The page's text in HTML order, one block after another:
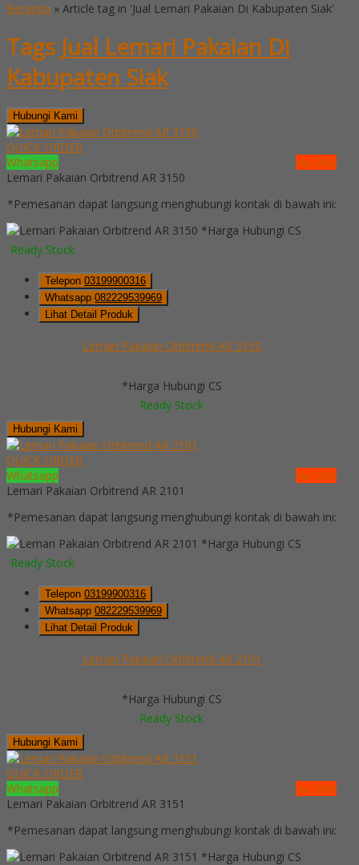
Beranda » Article tag in 'Jual Lemari Pakaian Di Kabupaten Siak'
Tags Jual Lemari Pakaian Di
Kabupaten Siak
Hubungi Kami
QUICK ORDER
Whatsapp
via SMS
Lemari Pakaian Orbitrend AR 3150
*Pemesanan dapat langsung menghubungi kontak di bawah ini:
*Harga Hubungi CS
Ready Stock
Telepon 03199900316
Whatsapp 082229539969
Lihat Detail Produk
Lemari Pakaian Orbitrend AR 3150
*Harga Hubungi CS
Ready Stock
Hubungi Kami
QUICK ORDER
Whatsapp
via SMS
Lemari Pakaian Orbitrend AR 2101
*Pemesanan dapat langsung menghubungi kontak di bawah ini:
*Harga Hubungi CS
Ready Stock
Telepon 03199900316
Whatsapp 082229539969
Lihat Detail Produk
Lemari Pakaian Orbitrend AR 2101
*Harga Hubungi CS
Ready Stock
Hubungi Kami
QUICK ORDER
Whatsapp
via SMS
Lemari Pakaian Orbitrend AR 3151
*Pemesanan dapat langsung menghubungi kontak di bawah ini:
*Harga Hubungi CS